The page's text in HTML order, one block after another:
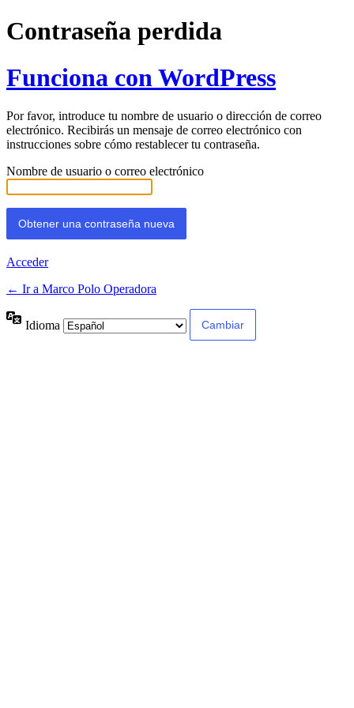
Contraseña perdida
Funciona con WordPress
Por favor, introduce tu nombre de usuario o dirección de correo
electrónico. Recibirás un mensaje de correo electrónico con
instrucciones sobre cómo restablecer tu contraseña.
Nombre de usuario o correo electrónico
Acceder
← Ir a Marco Polo Operadora
Idioma